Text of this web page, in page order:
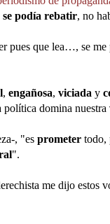
se podía rebatir, no
pues que lea…, se me
, engañosa, viciada y
política domina nuestra
, "es prometer todo,
".
me dijo estos